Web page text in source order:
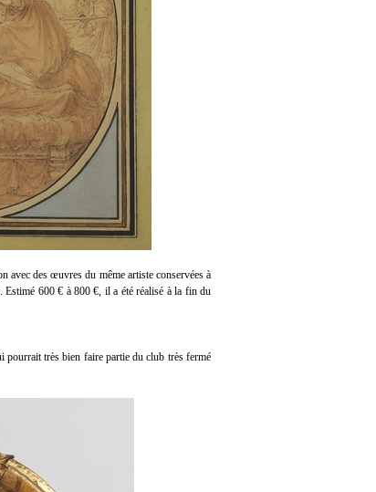
avec des œuvres du même artiste conservées à
600 € à 800 €, il a été réalisé à la fin du
très bien faire partie du club très fermé